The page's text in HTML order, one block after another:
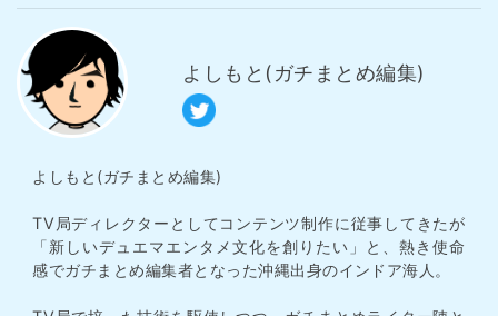
よしもと(ガチまとめ編集)
よしもと(ガチまとめ編集)
TV局ディレクターとしてコンテンツ制作に従事してきたが
「新しいデュエマエンタメ文化を創りたい」と、熱き使命
感でガチまとめ編集者となった沖縄出身のインドア海人。